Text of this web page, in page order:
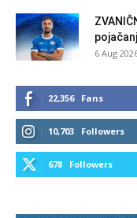
6 Aug
22,356 Fans
10,703 Followers
678 Followers